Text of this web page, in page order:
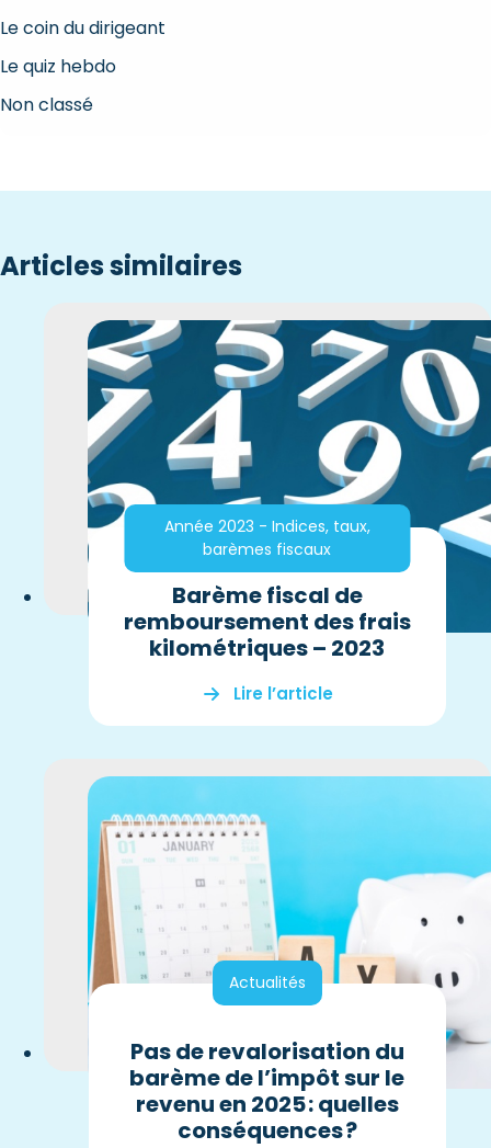
Le coin du dirigeant
Le quiz hebdo
Non classé
Articles similaires
Année 2023 - Indices, taux,
barèmes fiscaux
Barème fiscal de
remboursement des frais
kilométriques – 2023
Lire l’article
Actualités
Pas de revalorisation du
barème de l’impôt sur le
revenu en 2025 : quelles
conséquences ?